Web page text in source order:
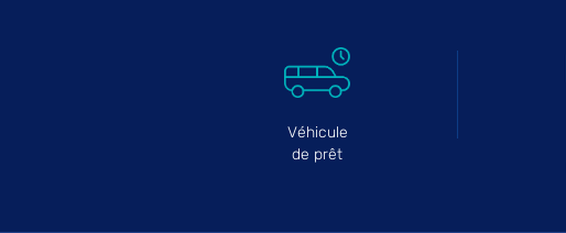
Véhicule
de prêt